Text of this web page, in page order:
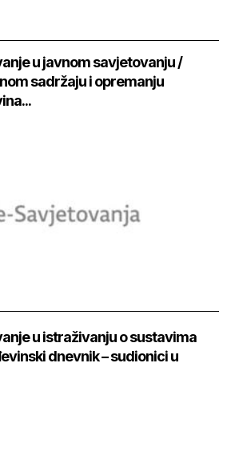
u javnom savjetovanju /
sadržaju i opremanju
u istraživanju o sustavima
dnevnik – sudionici u